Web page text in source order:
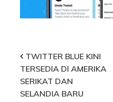
Post
navigation
TWITTER BLUE KINI
TERSEDIA DI AMERIKA
SERIKAT DAN
SELANDIA BARU